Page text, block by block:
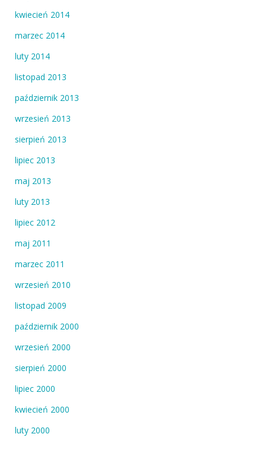
kwiecień 2014
marzec 2014
luty 2014
listopad 2013
październik 2013
wrzesień 2013
sierpień 2013
lipiec 2013
maj 2013
luty 2013
lipiec 2012
maj 2011
marzec 2011
wrzesień 2010
listopad 2009
październik 2000
wrzesień 2000
sierpień 2000
lipiec 2000
kwiecień 2000
luty 2000